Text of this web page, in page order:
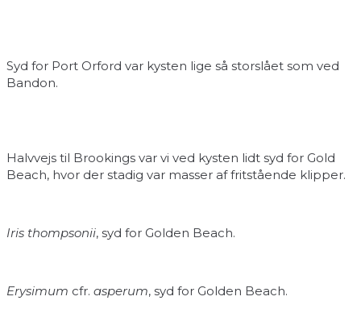
Syd for Port Orford var kysten lige så storslået som ved
Bandon.
Halvvejs til Brookings var vi ved kysten lidt syd for Gold
Beach, hvor der stadig var masser af fritstående klipper.
Iris thompsonii, syd for Golden Beach.
Erysimum cfr. asperum, syd for Golden Beach.